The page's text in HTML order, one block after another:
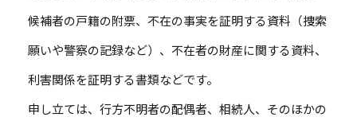
候補者の戸籍の附票、不在の事実を証明する資料（捜索
願いや警察の記録など）、不在者の財産に関する資料、
利害関係を証明する書類などです。
申し立ては、行方不明者の配偶者、相続人、そのほかの